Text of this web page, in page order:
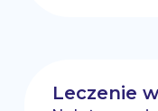
Leczenie